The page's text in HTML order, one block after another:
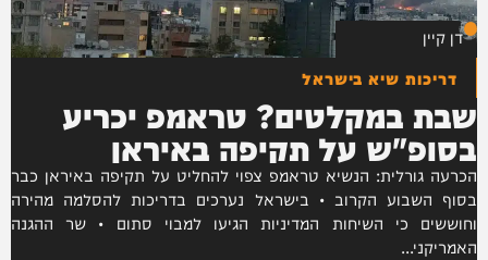
דן קיין
דריכות שיא בישראל
שבת במקלטים? טראמפ יכריע
בסופ"ש על תקיפה באיראן
הכרעה גורלית: הנשיא טראמפ צפוי להחליט על תקיפה באיראן כבר
בסוף השבוע הקרוב • בישראל נערכים בדריכות להסלמה מהירה
וחוששים כי השיחות המדיניות הגיעו למבוי סתום • שר ההגנה
האמריקני...